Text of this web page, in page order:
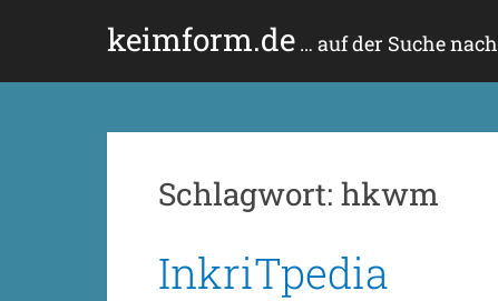
keimform.de … auf der Suche
Schlagwort: hkwm
InkriTpedia